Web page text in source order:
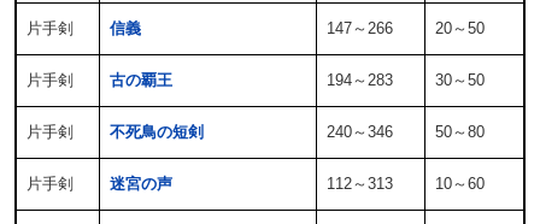
片手剣 信義 147～266 20～50
片手剣 古の覇王 194～283 30～50
片手剣 不死鳥の短剣 240～346 50～80
片手剣 迷宮の声 112～313 10～60